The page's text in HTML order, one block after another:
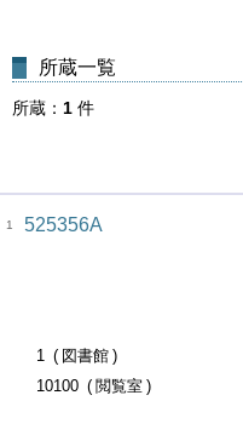
所蔵一覧
所蔵 1 件
1 525356A
1
図書館
10100
閲覧室